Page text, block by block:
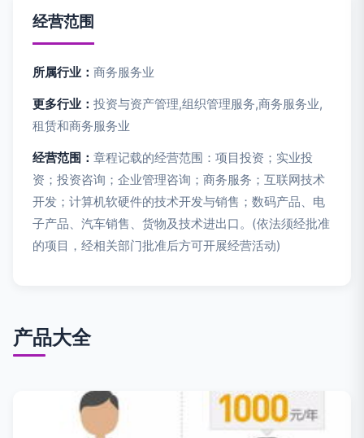
经营范围
所属行业： 商务服务业
更多行业： 投资与资产管理,组织管理服务,商务服务业,
租赁和商务服务业
经营范围： 章程记载的经营范围：项目投资；实业投
资；投资咨询；企业管理咨询；商务服务；互联网技术
开发；计算机软硬件的技术开发与销售；数码产品、电
子产品、汽车销售、货物及技术进出口。(依法须经批准
的项目，经相关部门批准后方可开展经营活动)
产品大全